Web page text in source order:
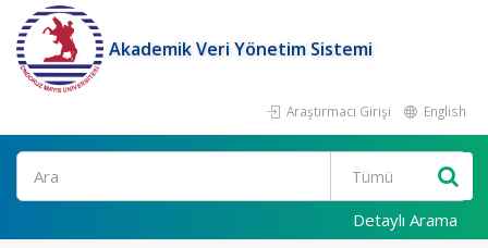
Akademik Veri Yönetim Sistemi
Araştırmacı Girişi English
Ara
Detaylı Arama